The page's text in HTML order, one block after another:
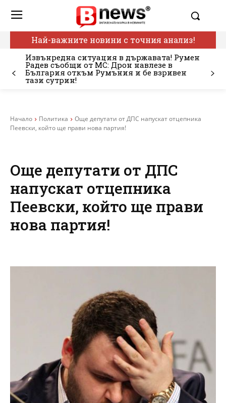
Най-важните новини с точния анализ!
Извънредна ситуация в държавата! Румен
Радев съобщи от МС: Дрон навлезе в
България откъм Румъния и бе взривен
тази сутрин!
Начало Политика
Още депутати от ДПС напускат отцепника
Пеевски, който ще прави нова партия!
Още депутати от ДПС
напускат отцепника
Пеевски, който ще прави
нова партия!